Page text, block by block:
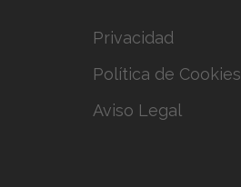
Privacidad
Política de Cookies
Aviso Legal